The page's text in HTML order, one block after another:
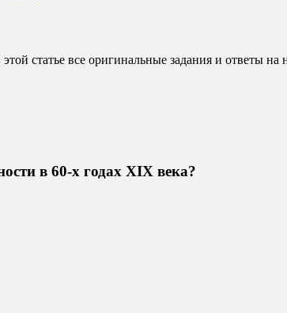
статье все оригинальные задания и ответы на
в 60-х годах XIX века?